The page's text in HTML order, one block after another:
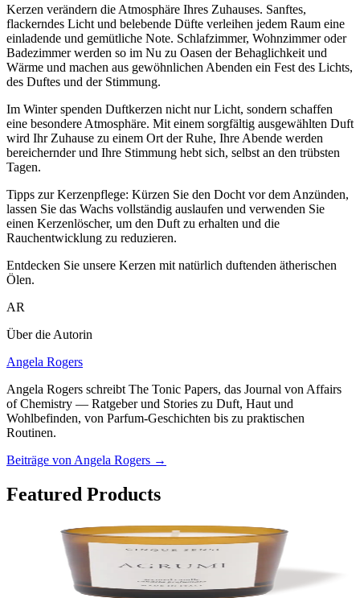
Kerzen verändern die Atmosphäre Ihres Zuhauses. Sanftes,
flackerndes Licht und belebende Düfte verleihen jedem Raum eine
einladende und gemütliche Note. Schlafzimmer, Wohnzimmer oder
Badezimmer werden so im Nu zu Oasen der Behaglichkeit und
Wärme und machen aus gewöhnlichen Abenden ein Fest des Lichts,
des Duftes und der Stimmung.
Im Winter spenden Duftkerzen nicht nur Licht, sondern schaffen
eine besondere Atmosphäre. Mit einem sorgfältig ausgewählten Duft
wird Ihr Zuhause zu einem Ort der Ruhe, Ihre Abende werden
bereichernder und Ihre Stimmung hebt sich, selbst an den trübsten
Tagen.
Tipps zur Kerzenpflege: Kürzen Sie den Docht vor dem Anzünden,
lassen Sie das Wachs vollständig auslaufen und verwenden Sie
einen Kerzenlöscher, um den Duft zu erhalten und die
Rauchentwicklung zu reduzieren.
Entdecken Sie unsere Kerzen mit natürlich duftenden ätherischen
Ölen.
AR
Über die Autorin
Angela Rogers
Angela Rogers schreibt The Tonic Papers, das Journal von Affairs
of Chemistry — Ratgeber und Stories zu Duft, Haut und
Wohlbefinden, von Parfum-Geschichten bis zu praktischen
Routinen.
Beiträge von Angela Rogers →
Featured Products